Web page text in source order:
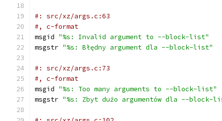
#: src/xz/args.c:63
#, c-format
msgid "%s: Invalid argument to --block-list"
msgstr "%s: Błędny argument dla --block-list"
#: src/xz/args.c:73
#, c-format
msgid "%s: Too many arguments to --block-list"
msgstr "%s: Zbyt dużo argumentów dla --block-